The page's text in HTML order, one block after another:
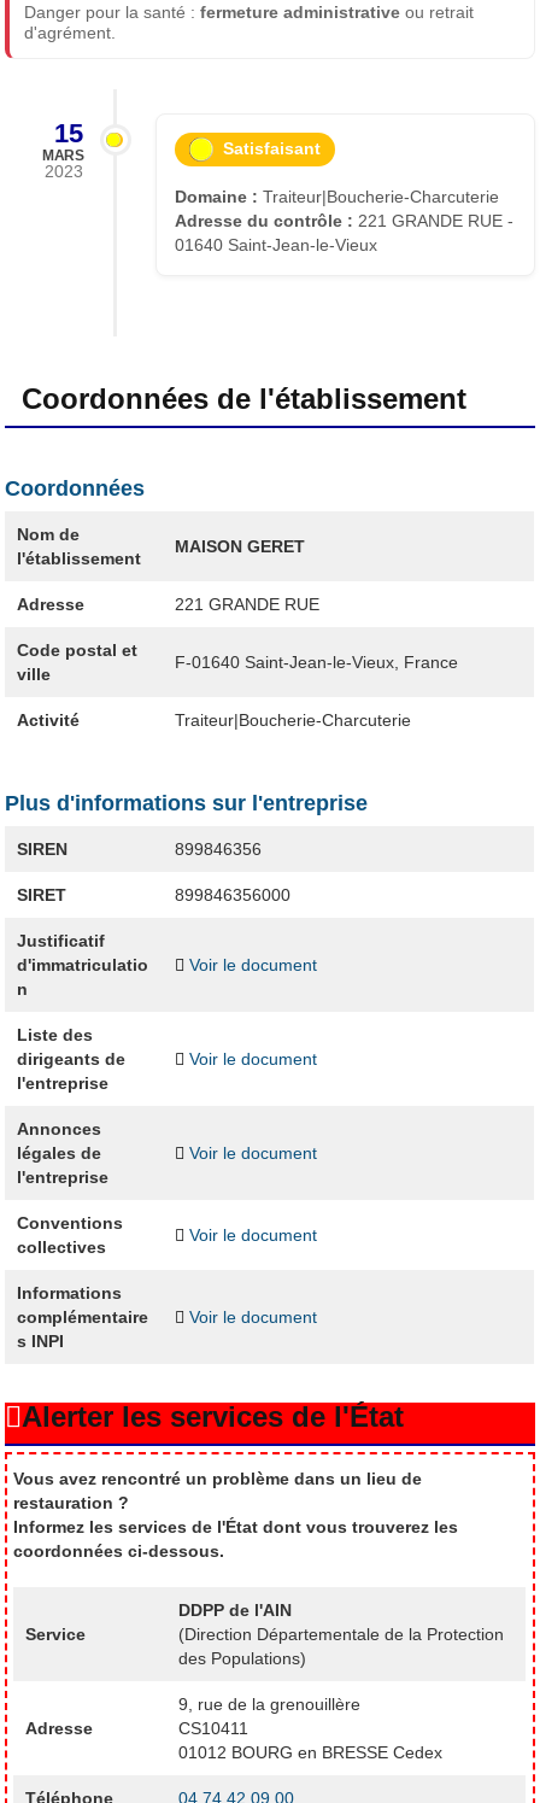
Danger pour la santé :fermeture administrative ou retrait
d'agrément.
15
MARS
2023
Satisfaisant
Domaine : Traiteur|Boucherie-Charcuterie
Adresse du contrôle : 221 GRANDE RUE -
01640 Saint-Jean-le-Vieux
Coordonnées de l'établissement
Coordonnées
Nom de
l'établissement
MAISON GERET
Adresse 221 GRANDE RUE
Code postal et
ville
F-01640 Saint-Jean-le-Vieux, France
Activité Traiteur|Boucherie-Charcuterie
Plus d'informations sur l'entreprise
SIREN 899846356
SIRET 899846356000
Justificatif
d'immatriculatio
n
Voir le document
Liste des
dirigeants de
l'entreprise
Voir le document
Annonces
légales de
l'entreprise
Voir le document
Conventions
collectives
Voir le document
Informations
complémentaire
s INPI
Voir le document
Alerter les services de l'État
Vous avez rencontré un problème dans un lieu de
restauration ?
Informez les services de l'État dont vous trouverez les
coordonnées ci-dessous.
Service
DDPP de l'AIN
(Direction Départementale de la Protection
des Populations)
Adresse
9, rue de la grenouillère
CS10411
01012 BOURG en BRESSE Cedex
Téléphone 04 74 42 09 00